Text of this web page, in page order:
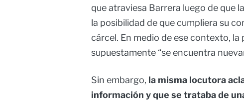
que atraviesa Barrera luego de que
la posibilidad de que cumpliera su
cárcel. En medio de ese contexto,
supuestamente “se encuentra
Sin embargo, la misma locutora
información y que se trataba de